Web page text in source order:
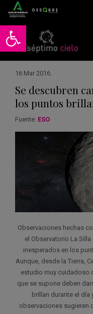
Abrir barra de herramientas
16 Mar 2016.
Se descubren
los puntos
Fuente: ESO
Observaciones hechas
el Observatorio La
inesperados en los
Aunque, desde la Tierra,
estudio muy cuidadoso
que se supone deben
brillan durante el día
observaciones sugieren